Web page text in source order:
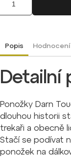
Popis Hodnocení
Detailní
Ponožky Darn
dlouhou historii
trekaři a obecně
Stačí se podívat
ponožek na